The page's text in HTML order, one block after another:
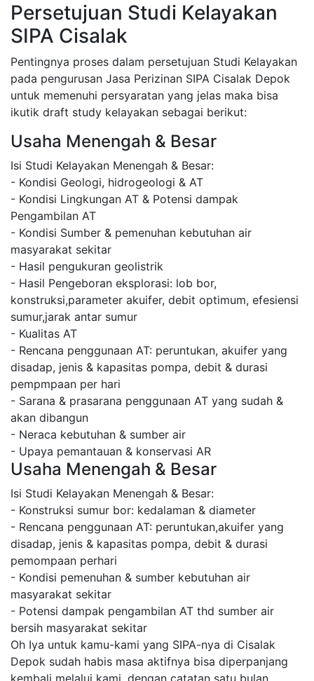
Persetujuan Studi Kelayakan
SIPA Cisalak
Pentingnya proses dalam persetujuan Studi Kelayakan
pada pengurusan Jasa Perizinan SIPA Cisalak Depok
untuk memenuhi persyaratan yang jelas maka bisa
ikutik draft study kelayakan sebagai berikut:
Usaha Menengah & Besar
Isi Studi Kelayakan Menengah & Besar:
- Kondisi Geologi, hidrogeologi & AT
- Kondisi Lingkungan AT & Potensi dampak
Pengambilan AT
- Kondisi Sumber & pemenuhan kebutuhan air
masyarakat sekitar
- Hasil pengukuran geolistrik
- Hasil Pengeboran eksplorasi: lob bor,
konstruksi,parameter akuifer, debit optimum, efesiensi
sumur,jarak antar sumur
- Kualitas AT
- Rencana penggunaan AT: peruntukan, akuifer yang
disadap, jenis & kapasitas pompa, debit & durasi
pempmpaan per hari
- Sarana & prasarana penggunaan AT yang sudah &
akan dibangun
- Neraca kebutuhan & sumber air
- Upaya pemantauan & konservasi AR
Usaha Menengah & Besar
Isi Studi Kelayakan Menengah & Besar:
- Konstruksi sumur bor: kedalaman & diameter
- Rencana penggunaan AT: peruntukan,akuifer yang
disadap, jenis & kapasitas pompa, debit & durasi
pemompaan perhari
- Kondisi pemenuhan & sumber kebutuhan air
masyarakat sekitar
- Potensi dampak pengambilan AT thd sumber air
bersih masyarakat sekitar
Oh Iya untuk kamu-kami yang SIPA-nya di Cisalak
Depok sudah habis masa aktifnya bisa diperpanjang